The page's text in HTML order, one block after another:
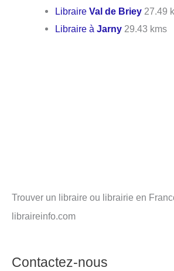
LibraireVal de Briey 27.49
Libraire àJarny 29.43 kms
Trouver un libraire ou librairie en
libraireinfo.com
Contactez-nous